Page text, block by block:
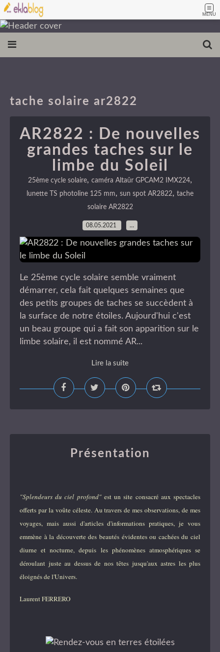
MENU
tache solaire ar2822
AR2822 : De nouvelles
grandes taches sur le
limbe du Soleil
25ème cycle solaire, caméra Altaûr GPCAM2 IMX224,
lunette TS photoline 125 mm, sun spot AR2822, tache
solaire AR2822
08.05.2021 …
Le 25ème cycle solaire semble vraiment
démarrer, cela fait quelques semaines que
des petits groupes de taches se succèdent à
la surface de notre étoiles. Aujourd'hui c'est
un beau groupe qui a fait son apparition sur le
limbe solaire, il est nommé AR...
Lire la suite
Présentation
"Splendeurs du ciel profond"est un site consacré aux spectacles
offerts par la voûte céleste. Au travers de mes observations, de mes
voyages, mais aussi d'articles d'informations pratiques, je vous
emmène à la découverte des beautés évidentes ou cachées du ciel
diurne et nocturne, depuis les phénomènes atmosphériques se
déroulant juste au dessus de nos têtes jusqu'aux astres les plus
éloignés de l'Univers.
Laurent FERRERO